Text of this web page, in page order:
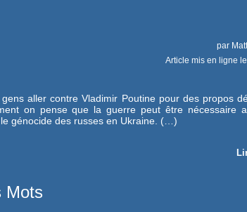
par
Article mis en ligne le
aller contre Vladimir Poutine pour des propos
on pense que la guerre peut être nécessaire
génocide des russes en Ukraine. (…)
Mots